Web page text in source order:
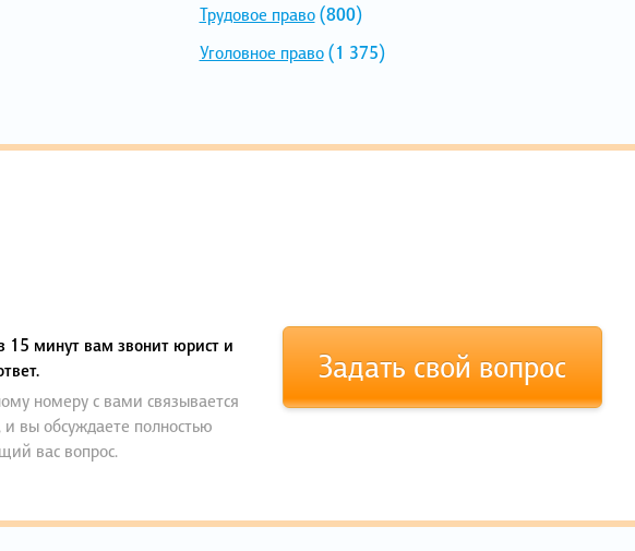
Трудовое право(800)
Уголовное право(1 375)
15 минут вам звонит юрист и
номеру с вами связывается
вы обсуждаете полностью
вас вопрос.
Задать свой вопрос